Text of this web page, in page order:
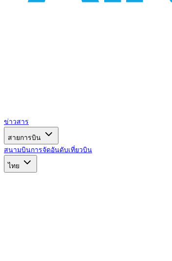
ข่าวสาร
สายการบิน
สนามบินการจัดอันดับเที่ยวบิน
ไทย